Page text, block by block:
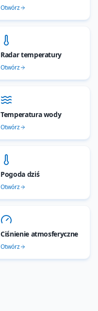
Otwórz
Radar temperatury
Otwórz
Temperatura wody
Otwórz
Pogoda dziś
Otwórz
Ciśnienie atmosferyczne
Otwórz